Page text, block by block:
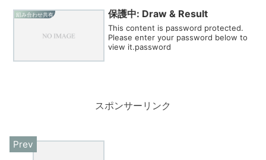
組み合わせ共有 保護中: Draw & Result
This content is password protected.
Please enter your password below to
view it.password
スポンサーリンク